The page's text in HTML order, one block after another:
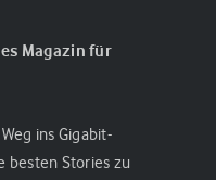
Magazin für
ins Gigabit-
besten Stories zu